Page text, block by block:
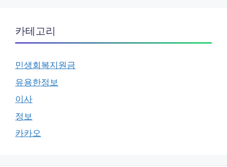
카테고리
민생회복지원금
유용한정보
이사
정보
카카오